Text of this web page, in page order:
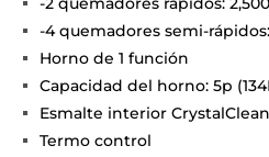
-4 quemadores semi-
Horno de 1 función
Capacidad del horno: 5p
Esmalte interior
Termo control